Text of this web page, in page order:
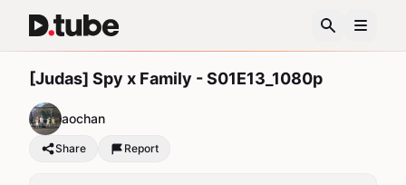
[Judas] Spy x Family - S01E13_1080p
aochan
Share Report